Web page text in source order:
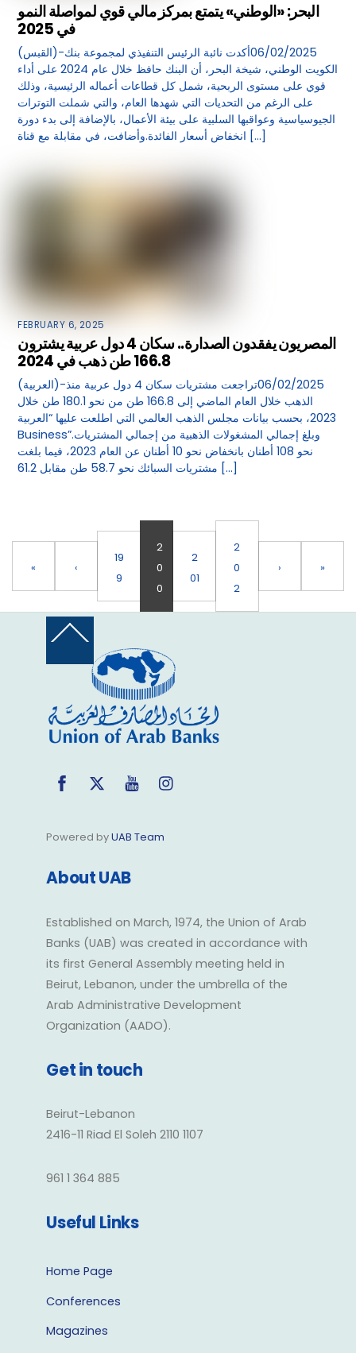
البحر: «الوطني» يتمتع بمركز مالي قوي لمواصلة النمو
في 2025
(القبس)-06/02/2025أكدت نائبة الرئيس التنفيذي لمجموعة بنك
الكويت الوطني، شيخة البحر، أن البنك حافظ خلال عام 2024 على أداء
قوي على مستوى الربحية، شمل كل قطاعات أعماله الرئيسية، وذلك
على الرغم من التحديات التي شهدها العام، والتي شملت التوترات
الجيوسياسية وعواقبها السلبية على بيئة الأعمال، بالإضافة إلى بدء دورة
انخفاض أسعار الفائدة.وأضافت، في مقابلة مع قناة […]
FEBRUARY 6, 2025
المصريون يفقدون الصدارة.. سكان 4 دول عربية يشترون
166.8 طن ذهب في 2024
(العربية)-06/02/2025تراجعت مشتريات سكان 4 دول عربية منذ
الذهب خلال العام الماضي إلى 166.8 طن من نحو 180.1 طن خلال
2023، بحسب بيانات مجلس الذهب العالمي التي اطلعت عليها “العربية
Business”.وبلغ إجمالي المشغولات الذهبية من إجمالي المشتريات
نحو 108 أطنان بانخفاض نحو 10 أطنان عن العام 2023، فيما بلغت
مشتريات السبائك نحو 58.7 طن مقابل 61.2 […]
« ‹
19
9
2
0
0
2
01
2
0
2
› »
Back
Top
Facebook
Twitter YouTube
Powered byUAB Team
About UAB
Established on March, 1974, the Union of Arab
Banks (UAB) was created in accordance with
its first General Assembly meeting held in
Beirut, Lebanon, under the umbrella of the
Arab Administrative Development
Organization (AADO).
Get in touch
Beirut-Lebanon
2416-11 Riad El Soleh 2110 1107
961 1 364 885
Useful Links
Home Page
Conferences
Magazines